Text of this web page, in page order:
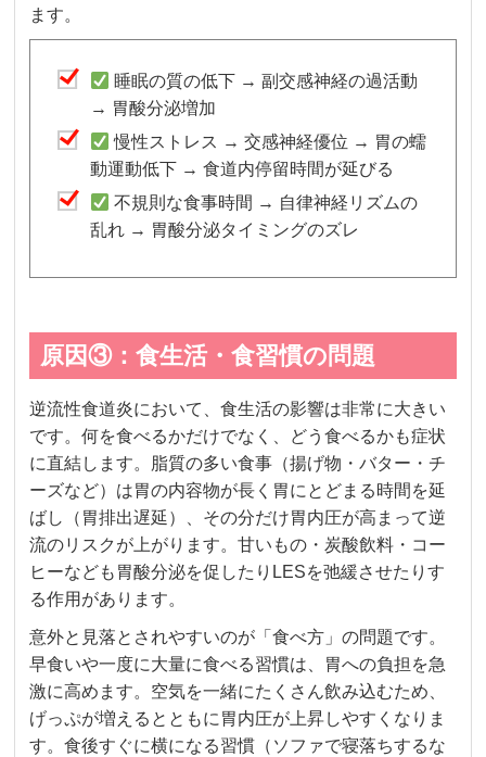
ます。
睡眠の質の低下 → 副交感神経の過活動
→ 胃酸分泌増加
慢性ストレス → 交感神経優位 → 胃の蠕
動運動低下 → 食道内停留時間が延びる
不規則な食事時間 → 自律神経リズムの
乱れ → 胃酸分泌タイミングのズレ
原因③：食生活・食習慣の問題
逆流性食道炎において、食生活の影響は非常に大きい
です。何を食べるかだけでなく、どう食べるかも症状
に直結します。脂質の多い食事（揚げ物・バター・チ
ーズなど）は胃の内容物が長く胃にとどまる時間を延
ばし（胃排出遅延）、その分だけ胃内圧が高まって逆
流のリスクが上がります。甘いもの・炭酸飲料・コー
ヒーなども胃酸分泌を促したりLESを弛緩させたりす
る作用があります。
意外と見落とされやすいのが「食べ方」の問題です。
早食いや一度に大量に食べる習慣は、胃への負担を急
激に高めます。空気を一緒にたくさん飲み込むため、
げっぷが増えるとともに胃内圧が上昇しやすくなりま
す。食後すぐに横になる習慣（ソファで寝落ちするな